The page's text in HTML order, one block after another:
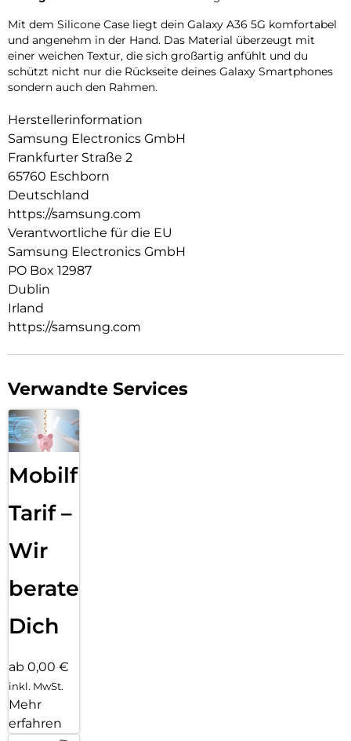
Mit dem Silicone Case liegt dein Galaxy A36 5G komfortabel
und angenehm in der Hand. Das Material überzeugt mit
einer weichen Textur, die sich großartig anfühlt und du
schützt nicht nur die Rückseite deines Galaxy Smartphones
sondern auch den Rahmen.
Herstellerinformation
Samsung Electronics GmbH
Frankfurter Straße 2
65760 Eschborn
Deutschland
https://samsung.com
Verantwortliche für die EU
Samsung Electronics GmbH
PO Box 12987
Dublin
Irland
https://samsung.com
Verwandte Services
Mobilfunk
Tarif –
Wir
beraten
Dich
ab 0,00 €
inkl. MwSt.
Mehr
erfahren